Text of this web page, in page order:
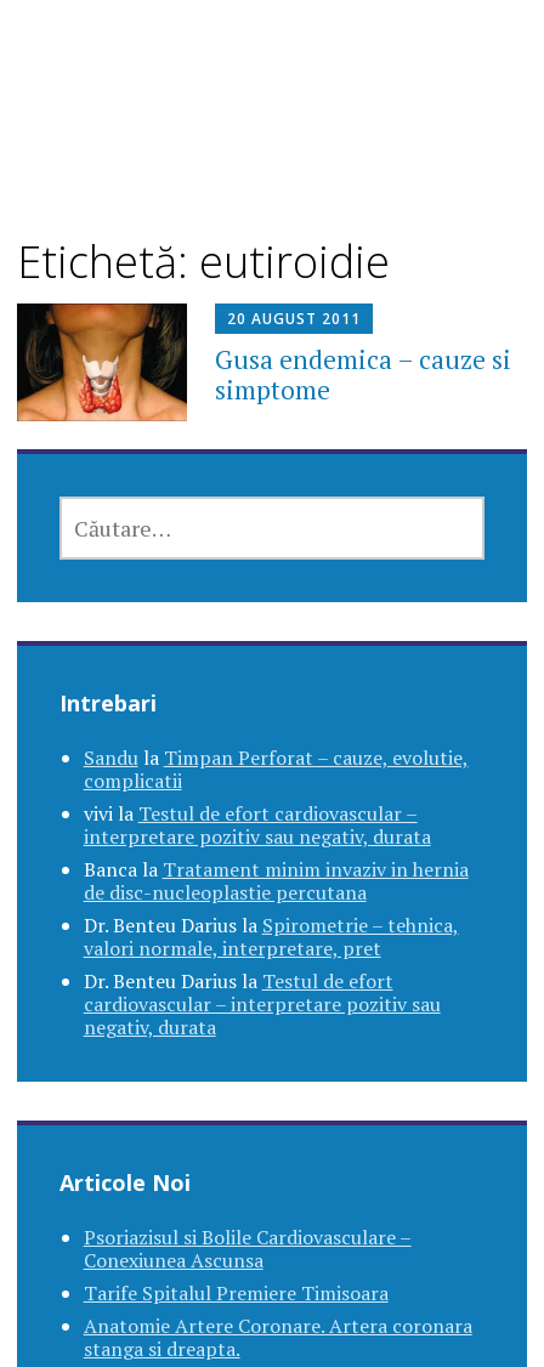
Etichetă: eutiroidie
20 AUGUST 2011
Gusa endemica – cauze si
simptome
DUPĂ:
Intrebari
Sandula Timpan Perforat – cauze, evolutie,
complicatii
vivila Testul de efort cardiovascular –
interpretare pozitiv sau negativ, durata
Bancala Tratament minim invaziv in hernia
de disc-nucleoplastie percutana
Dr. Benteu Dariusla Spirometrie – tehnica,
valori normale, interpretare, pret
Dr. Benteu Dariusla Testul de efort
cardiovascular – interpretare pozitiv sau
negativ, durata
Articole Noi
Psoriazisul si Bolile Cardiovasculare –
Conexiunea Ascunsa
Tarife Spitalul Premiere Timisoara
Anatomie Artere Coronare. Artera coronara
stanga si dreapta.